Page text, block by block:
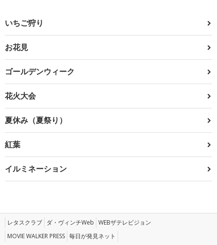
いちご狩り
お花見
ゴールデンウィーク
花火大会
夏休み（夏祭り）
紅葉
イルミネーション
レタスクラブ ダ・ヴィンチWeb WEBザテレビジョン
MOVIE WALKER PRESS 毎日が発見ネット